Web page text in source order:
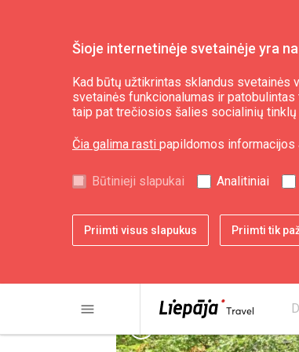
Šioje internetinėje svetainėje yra
Kad būtų užtikrintas sklandus svetainės
svetainės funkcionalumas ir
taip pat trečiosios šalies socialinių
Čia galima rasti papildomos informacijos
Būtinieji slapukai Analitiniai
Priimti visus slapukus Priimti tik
menu
Poilsio